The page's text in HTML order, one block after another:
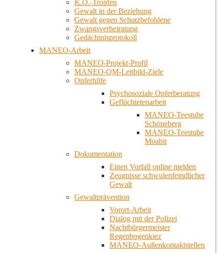
K.O.-Tropfen
Gewalt in der Beziehung
Gewalt gegen Schutzbefohlene
Zwangsverheiratung
Gedächtnisprotokoll
MANEO-Arbeit
MANEO-Projekt-Profil
MANEO-QM-Leitbild-Ziele
Opferhilfe
Psychosoziale Opferberatung
Geflüchtetenarbeit
MANEO-Teestube
Schöneberg
MANEO-Teestube
Moabit
Dokumentation
Einen Vorfall online melden
Zeugnisse schwulenfeindlicher
Gewalt
Gewaltprävention
Vorort-Arbeit
Dialog mit der Polizei
Nachtbürgermeister
Regenbogenkiez
MANEO-Außenkontaktstellen